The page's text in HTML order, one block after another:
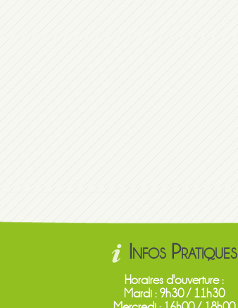
Infos Pratiques
Horaires d'ouverture :
Mardi : 9h30 / 11h30